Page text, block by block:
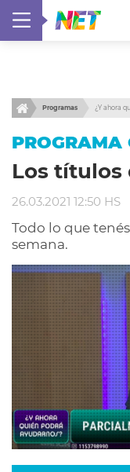
Programas ¿Y ahora
PROGRAMA
Los títulos
26.03.2021 12:50 HS
Todo lo que
semana.